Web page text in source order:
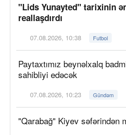
"Lids Yunayted" tarixinin
reallaşdırdı
07.08.2026, 10:38 Futbol
Paytaxtımız beynəlxalq
sahibliyi edəcək
07.08.2026, 10:23 Gündəm
"Qarabağ" Kiyev səfərindən